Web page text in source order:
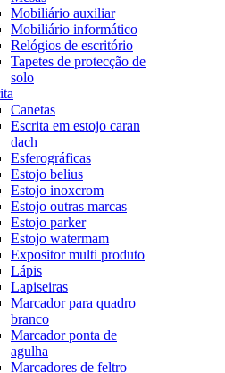
Mobiliário auxiliar
Mobiliário informático
Relógios de escritório
Tapetes de protecção de
solo
Canetas
Escrita em estojo caran
dach
Esferográficas
Estojo belius
Estojo inoxcrom
Estojo outras marcas
Estojo parker
Estojo watermam
Expositor multi produto
Lápis
Lapiseiras
Marcador para quadro
branco
Marcador ponta de
agulha
Marcadores de feltro